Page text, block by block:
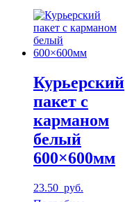
Курьерский
пакет с
карманом
белый
600×600мм
23.50 руб.